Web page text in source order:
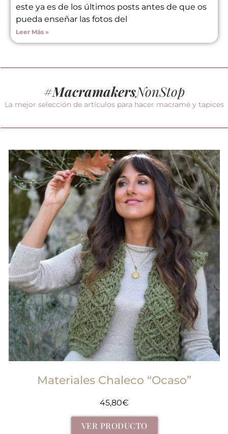
este ya es de los últimos posts antes de que os
pueda enseñar las fotos del
Leer Más »
#MacramakersNonStop
La mejor selección de artículos para hacer macramé y tapices
Materiales Chaleco “Ocaso”
45,80€
VER PRODUCTO